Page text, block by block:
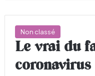
Non classé
Le vrai du